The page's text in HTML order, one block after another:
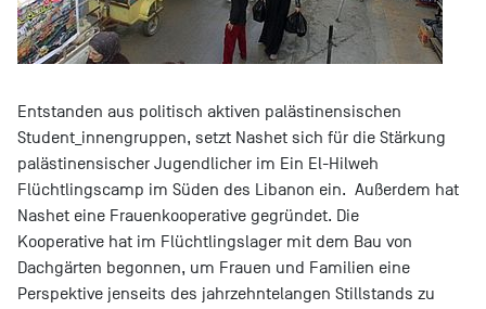
Entstanden aus politisch aktiven palästinensischen
Student_innengruppen, setzt Nashet sich für die Stärkung
palästinensischer Jugendlicher im Ein El-Hilweh
Flüchtlingscamp im Süden des Libanon ein. Außerdem hat
Nashet eine Frauenkooperative gegründet. Die
Kooperative hat im Flüchtlingslager mit dem Bau von
Dachgärten begonnen, um Frauen und Familien eine
Perspektive jenseits des jahrzehntelangen Stillstands zu